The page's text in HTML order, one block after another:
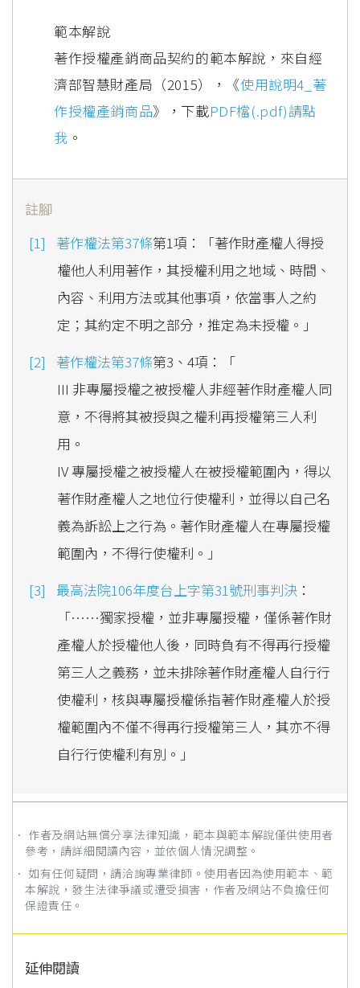
範本解說
著作授權產銷商品契約的範本解說，來自經
濟部智慧財產局（2015），《使用說明4_著
作授權產銷商品》，下載PDF檔(.pdf)請點
我 。
註腳
著作權法第37條第1項：「著作財產權人得授
權他人利用著作，其授權利用之地域、時間、
內容、利用方法或其他事項，依當事人之約
定；其約定不明之部分，推定為未授權。」
著作權法第37條第3、4項：「
III 非專屬授權之被授權人非經著作財產權人同
意，不得將其被授與之權利再授權第三人利
用。
IV 專屬授權之被授權人在被授權範圍內，得以
著作財產權人之地位行使權利，並得以自己名
義為訴訟上之行為。著作財產權人在專屬授權
範圍內，不得行使權利。」
最高法院106年度台上字第31號刑事判決 ：
「……獨家授權，並非專屬授權，僅係著作財
產權人於授權他人後，同時負有不得再行授權
第三人之義務，並未排除著作財產權人自行行
使權利，核與專屬授權係指著作財產權人於授
權範圍內不僅不得再行授權第三人，其亦不得
自行行使權利有別。」
． 作者及網站無償分享法律知識，範本與範本解說僅供使用者
參考，請詳細閱讀內容，並依個人情況調整。
． 如有任何疑問，請洽詢專業律師。使用者因為使用範本、範
本解說，發生法律爭議或遭受損害，作者及網站不負擔任何
保證責任。
延伸閱讀